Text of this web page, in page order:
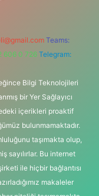
Teams:
606 0 726 Telegram:
Bilgi Teknolojileri
bir Yer Sağlayıcı
içerikleri proaktif
bulunmamaktadır.
taşımakta olup,
sayılırlar. Bu internet
ile hiçbir bağlantısı
makaleler